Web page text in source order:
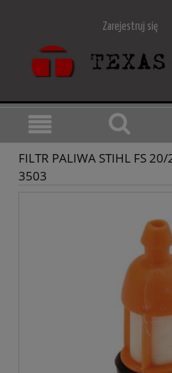
Zarejestruj się
FILTR PALIWA STIHL FS
3503